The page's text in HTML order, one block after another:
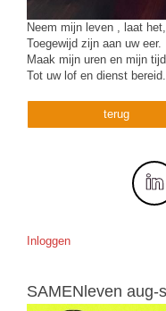
Neem mijn leven , laat
Toegewijd zijn aan uw eer.
Maak mijn uren en mijn tijd
Tot uw lof en dienst bereid.
terug
Inloggen
SAMENleven aug-